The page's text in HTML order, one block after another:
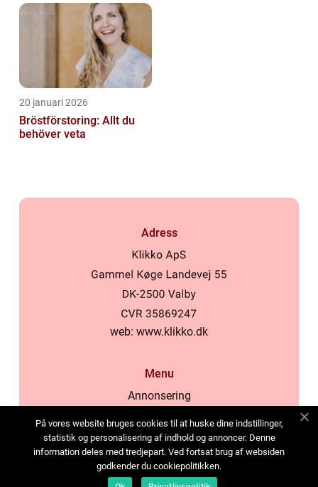
20 januari 2026
Bröstförstoring: Allt du
behöver veta
Adress
web: www.klikko.dk
Menu
Annonsering
Cookies
Kontakta oss
Sitemap
På vores website bruges cookies til at huske dine indstillinger,
statistik og personalisering af indhold og annoncer. Denne
information deles med tredjepart. Ved fortsat brug af websiden
godkender du cookiepolitikken.